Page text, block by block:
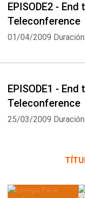
EPISODE2 -
Teleconference
01/04/2009
EPISODE1 -
Teleconference
25/03/2009